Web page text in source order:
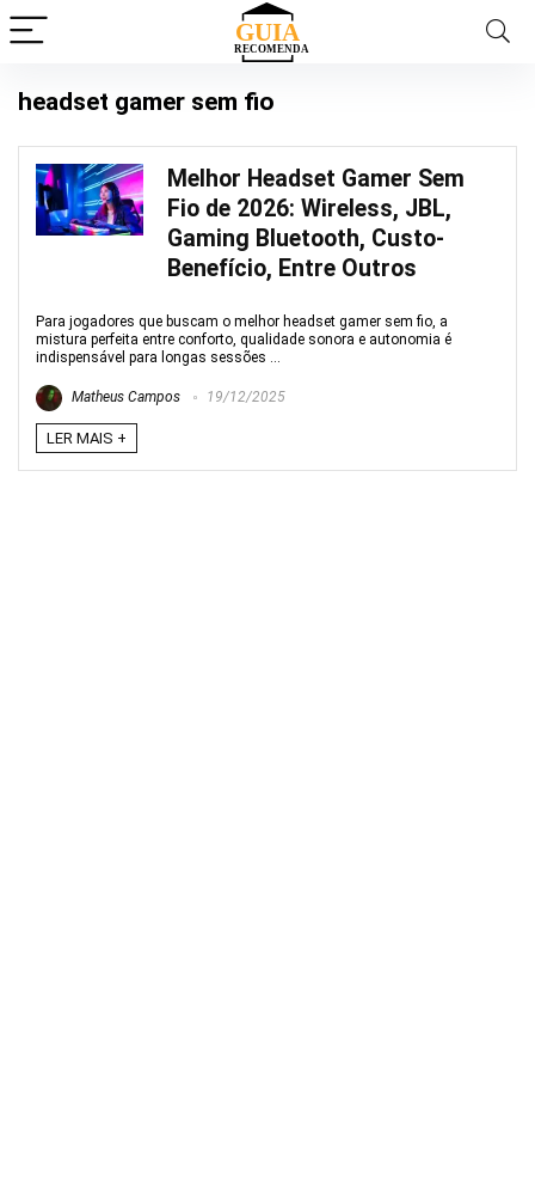
headset gamer sem fio
Melhor Headset Gamer Sem
Fio de 2026: Wireless, JBL,
Gaming Bluetooth, Custo-
Benefício, Entre Outros
Para jogadores que buscam o melhor headset gamer sem fio, a
mistura perfeita entre conforto, qualidade sonora e autonomia é
indispensável para longas sessões ...
Matheus Campos 19/12/2025
LER MAIS +